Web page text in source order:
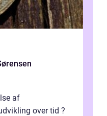
af
over tid ?